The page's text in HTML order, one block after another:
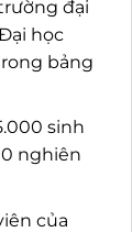
đại
học
bảng
sinh
nghiên
của